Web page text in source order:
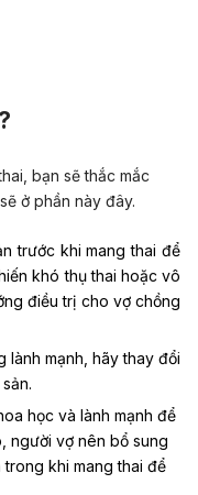
bạn sẽ thắc mắc
ở phần này đây.
trước khi mang thai để
khó thụ thai hoặc vô
điều trị cho vợ chồng
lành mạnh, hãy thay đổi
.
học và lành mạnh để
người vợ nên bổ sung
khi mang thai để